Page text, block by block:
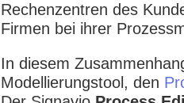
Rechenzentren des
Firmen bei ihrer
In diesem
Modellierungstool, den